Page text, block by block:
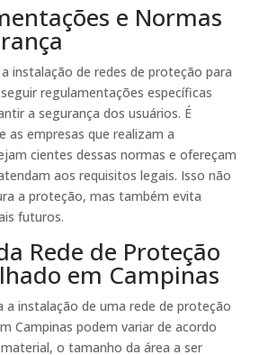
e Normas
instalação de redes de proteção para
regulamentações específicas
a segurança dos usuários. É
as empresas que realizam a
cientes dessas normas e ofereçam
aos requisitos legais. Isso não
a proteção, mas também evita
futuros.
Rede de Proteção
em Campinas
a instalação de uma rede de proteção
Campinas podem variar de acordo
o tamanho da área a ser